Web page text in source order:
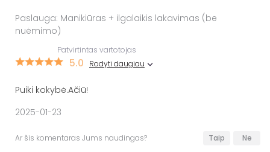
Paslauga: Manikiūras + ilgalaikis lakavimas (be
nuėmimo)
Patvirtintas vartotojas
5.0 Rodyti daugiau
Puiki kokybė.Ačiū!
2025-01-23
Ar šis komentaras Jums naudingas? Taip Ne